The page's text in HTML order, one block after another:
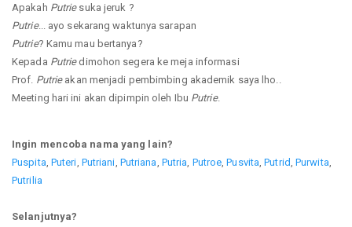
Apakah Putriesuka jeruk ?
Putrie... ayo sekarang waktunya sarapan
Putrie? Kamu mau bertanya?
Kepada Putriedimohon segera ke meja informasi
Prof. Putrieakan menjadi pembimbing akademik saya lho..
Meeting hari ini akan dipimpin oleh Ibu Putrie.
Ingin mencoba nama yang lain?
Puspita Puteri Putriani Putriana Putria Putroe ,Pusvita ,Putrid ,Purwita
Putrilia
Selanjutnya?